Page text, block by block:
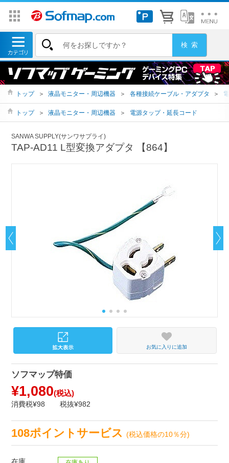
トップ ＞ 液晶モニター・周辺機器 ＞ 各種接続ケーブル・アダプタ ＞
トップ ＞ 液晶モニター・周辺機器 ＞ 電源タップ・延長コード
SANWA SUPPLY(サンワサプライ)
TAP-AD11 L型変換アダプタ 【864】
お気に入りに追加
ソフマップ特価
¥1,080(税込)
消費税¥98 税抜¥982
108ポイントサービス(税込価格の10％分)
在庫